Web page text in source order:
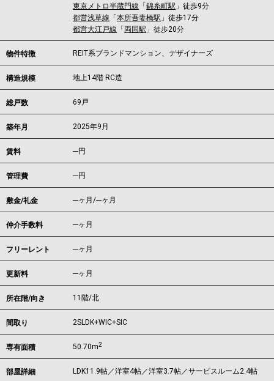
東京メトロ半蔵門線 「錦糸町駅 」徒歩9分
都営浅草線 「本所吾妻橋駅 」徒歩17分
都営大江戸線 「両国駅 」徒歩20分
物件特徴 REIT系ブランドマンション、デザイナーズ
構造規模 地上14階 RC造
総戸数 69戸
築年月 2025年9月
賃料 ---円
管理費 ---円
敷金/礼金 ---ヶ月/---ヶ月
仲介手数料 ---ヶ月
フリーレント ---ヶ月
更新料 ---ヶ月
所在階/向き 11階/北
間取り 2SLDK+WIC+SIC
専有面積 50.70m2
部屋詳細 LDK11.9帖／洋室4帖／洋室3.7帖／サービスルーム2.4帖